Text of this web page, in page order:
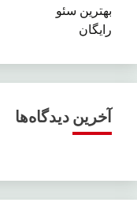
بهترین سئو
رایگان
آخرین دیدگاه‌ها